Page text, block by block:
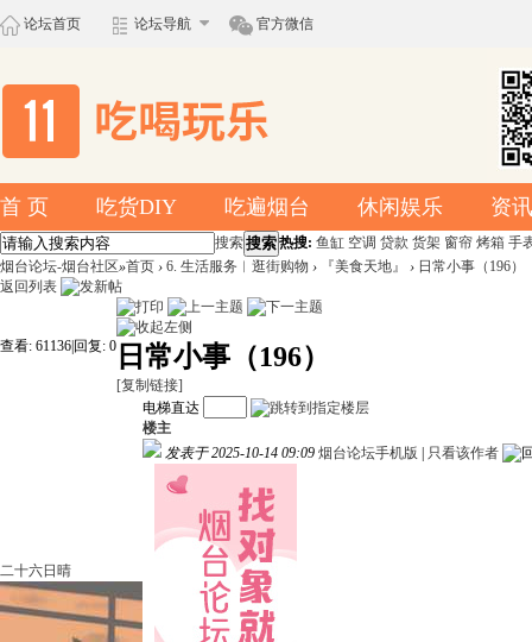
论坛首页 论坛导航 官方微信
首 页 吃货DIY 吃遍烟台 休闲娱乐 资
搜索搜索热搜: 鱼缸 空调 贷款 货架 窗帘 烤箱 手
烟台论坛-烟台社区»首页 › 6. 生活服务︱逛街购物 › 『美食天地』 › 日常小事（196）
返回列表
查看: 61136 回复: 0 日常小事（196）
[复制链接]
二十六日晴
电梯直达
楼主
发表于 2025-10-14 09:09 烟台论坛手机版 只看该作者